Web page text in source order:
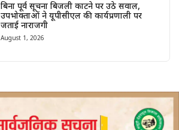
बिना पूर्व सूचना बिजली काटने पर उठे सवाल,
उपभोक्ताओं ने यूपीसीएल की कार्यप्रणाली पर
जताई नाराजगी
August 1, 2026